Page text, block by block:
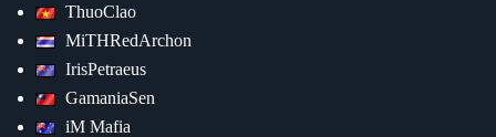
ThuoClao
MiTHRedArchon
IrisPetraeus
GamaniaSen
iM Mafia